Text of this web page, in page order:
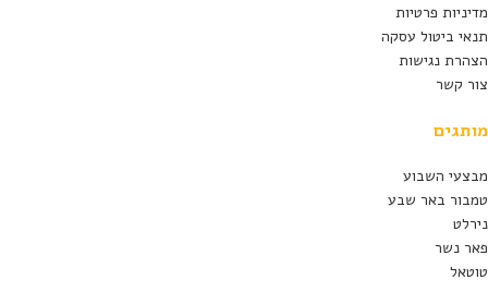
מדיניות פרטיות
תנאי ביטול עסקה
הצהרת נגישות
צור קשר
מותגים
מבצעי השבוע
טמבור באר שבע
נירלט
פאר נשר
טוטאל